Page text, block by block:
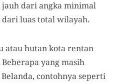
jauh dari angka minimal
luas total wilayah.
atau hutan kota rentan
yang masih
contohnya seperti